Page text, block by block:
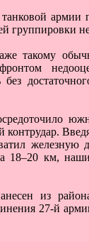
армии
группировки
такому
железную
км, наши
из
27-й